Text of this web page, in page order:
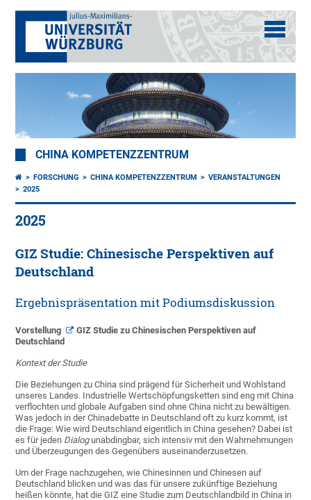
CHINA KOMPETENZZENTRUM
FORSCHUNG CHINA KOMPETENZZENTRUM
VERANSTALTUNGEN
2025
2025
GIZ Studie: Chinesische Perspektiven auf
Deutschland
Ergebnispräsentation mit Podiumsdiskussion
Vorstellung GIZ Studie zu Chinesischen Perspektiven auf
Deutschland
Kontext der Studie
Die Beziehungen zu China sind prägend für Sicherheit und Wohlstand
unseres Landes. Industrielle Wertschöpfungsketten sind eng mit China
verflochten und globale Aufgaben sind ohne China nicht zu bewältigen.
Was jedoch in der Chinadebatte in Deutschland oft zu kurz kommt, ist
die Frage: Wie wird Deutschland eigentlich in China gesehen? Dabei ist
es für jeden Dialogunabdingbar, sich intensiv mit den Wahrnehmungen
und Überzeugungen des Gegenübers auseinanderzusetzen.
Um der Frage nachzugehen, wie Chinesinnen und Chinesen auf
Deutschland blicken und was das für unsere zukünftige Beziehung
heißen könnte, hat die GIZ eine Studie zum Deutschlandbild in China in